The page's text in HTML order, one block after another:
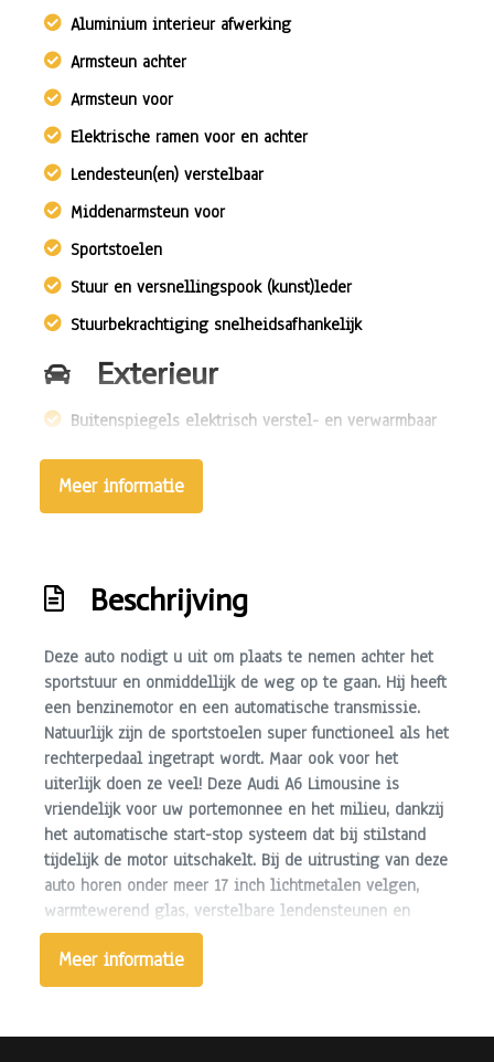
Aluminium interieur afwerking
Armsteun achter
Armsteun voor
Elektrische ramen voor en achter
Lendesteun(en) verstelbaar
Middenarmsteun voor
Sportstoelen
Stuur en versnellingspook (kunst)leder
Stuurbekrachtiging snelheidsafhankelijk
Exterieur
Buitenspiegels elektrisch verstel- en verwarmbaar
Centrale vergrendeling met afstandsbediening
Dimlichten automatisch
Metaalkleur
Parkeersensor voor en achter
Trekhaak
Warmtewerend glas
Overige
Anti blokkeer systeem
Anti doorslip regeling
Elektronisch sper differentieel
Meer informatie
Beschrijving
Deze auto nodigt u uit om plaats te nemen achter het
sportstuur en onmiddellijk de weg op te gaan. Hij heeft
een benzinemotor en een automatische transmissie.
Natuurlijk zijn de sportstoelen super functioneel als het
rechterpedaal ingetrapt wordt. Maar ook voor het
uiterlijk doen ze veel! Deze Audi A6 Limousine is
vriendelijk voor uw portemonnee en het milieu, dankzij
het automatische start-stop systeem dat bij stilstand
tijdelijk de motor uitschakelt. Bij de uitrusting van deze
auto horen onder meer 17 inch lichtmetalen velgen,
warmtewerend glas, verstelbare lendensteunen en
snelheidsafhankelijke stuurbekrachtiging.
De auto is voorzien van een trekhaak en is een
airconditioning selecteert u de gewenste temperatuur.
Meer informatie